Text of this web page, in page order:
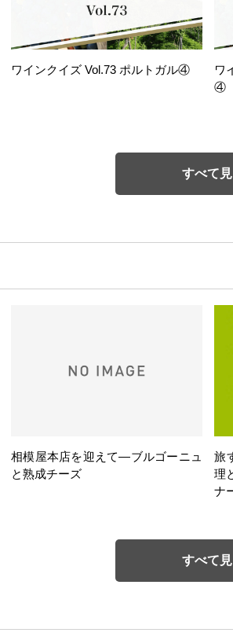
ワインクイズ Vol.73 ポルトガル④
ワ
④
すべて
相模屋本店を迎えて―ブルゴーニュ
と熟成チーズ
旅
理
ナ
すべて